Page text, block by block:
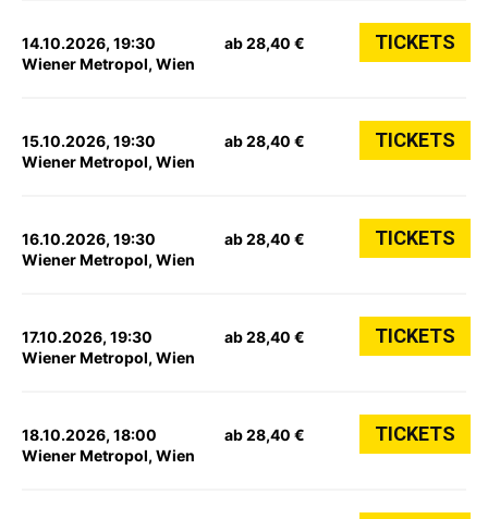
14.10.2026, 19:30
Wiener Metropol, Wien
ab 28,40 € TICKETS
15.10.2026, 19:30
Wiener Metropol, Wien
ab 28,40 € TICKETS
16.10.2026, 19:30
Wiener Metropol, Wien
ab 28,40 € TICKETS
17.10.2026, 19:30
Wiener Metropol, Wien
ab 28,40 € TICKETS
18.10.2026, 18:00
Wiener Metropol, Wien
ab 28,40 € TICKETS